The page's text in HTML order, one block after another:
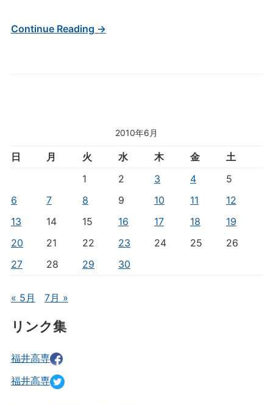
2010年6月
日 月 火 水 木 金
土
1
2 3 4
5
6
7 8 9 10 11
12
13
14 15 16 17 18
19
20
21 22 23 24 25
26
27
28 29 30
« 5月 7月 »
リンク集
福井高専
福井高専
Continue Reading →